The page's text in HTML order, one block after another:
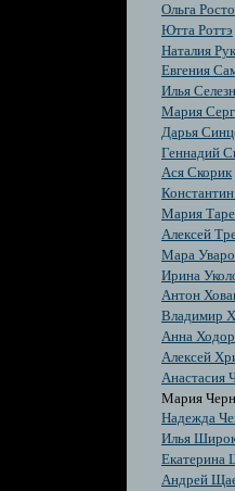
Ольга
Ютта Роттэ
Наталия
Евгения
Илья
Мария
Дарья
Геннадий
Ася Скорик
Мария
Алексей
Мара
Ирина
Антон
Владимир
Анна
Алексей
Анастасия
Мария
Надежда
Илья
Екатерина
Андрей